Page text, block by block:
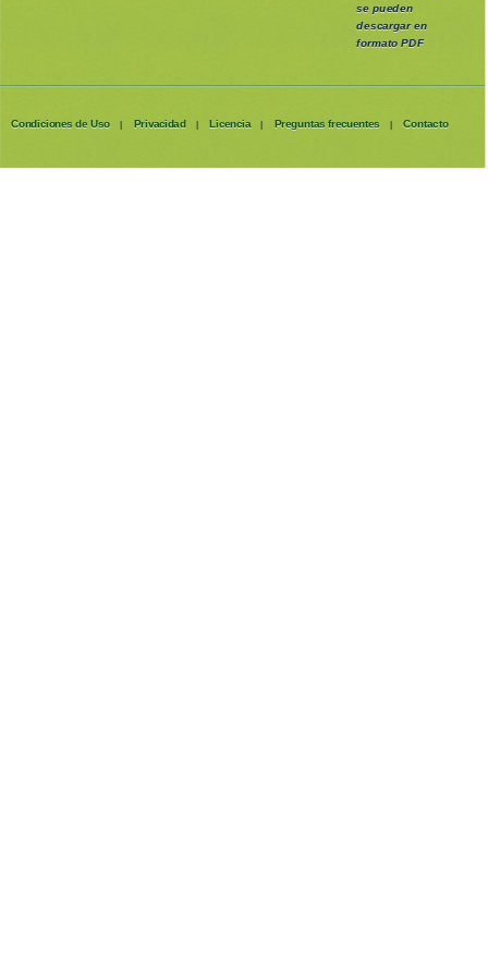
se pueden
descargar en
formato PDF
Condiciones de Uso | Privacidad | Licencia | Preguntas frecuentes | Contacto